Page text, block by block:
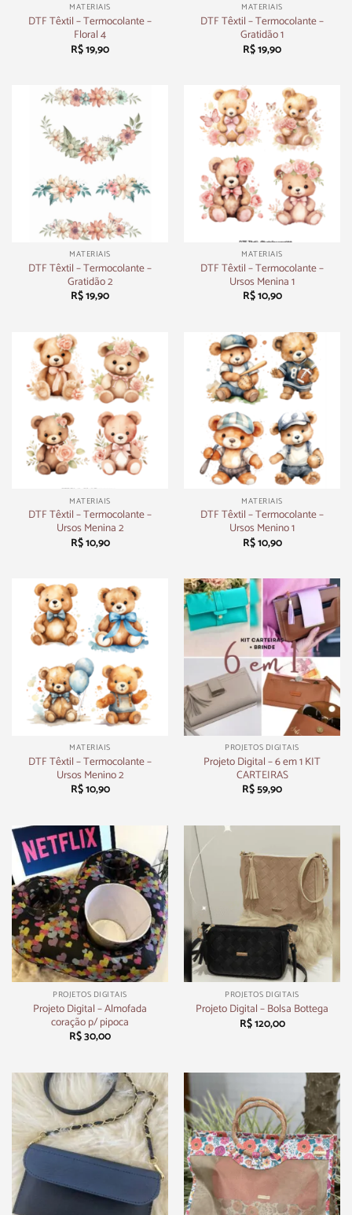
MATERIAIS
DTF Têxtil – Termocolante –
Floral 4
R$19,90
MATERIAIS
DTF Têxtil – Termocolante –
Gratidão 1
R$19,90
MATERIAIS
DTF Têxtil – Termocolante –
Gratidão 2
R$19,90
MATERIAIS
DTF Têxtil – Termocolante –
Ursos Menina 1
R$10,90
MATERIAIS
DTF Têxtil – Termocolante –
Ursos Menina 2
R$10,90
MATERIAIS
DTF Têxtil – Termocolante –
Ursos Menino 1
R$10,90
MATERIAIS
DTF Têxtil – Termocolante –
Ursos Menino 2
R$10,90
PROJETOS DIGITAIS
Projeto Digital – 6 em 1 KIT
CARTEIRAS
R$59,90
PROJETOS DIGITAIS
Projeto Digital – Almofada
coração p/ pipoca
R$30,00
PROJETOS DIGITAIS
Projeto Digital – Bolsa Bottega
R$120,00